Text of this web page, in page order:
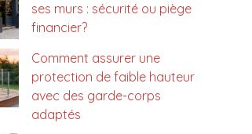
ses murs : sécurité ou piège
financier?
Comment assurer une
protection de faible hauteur
avec des garde-corps
adaptés